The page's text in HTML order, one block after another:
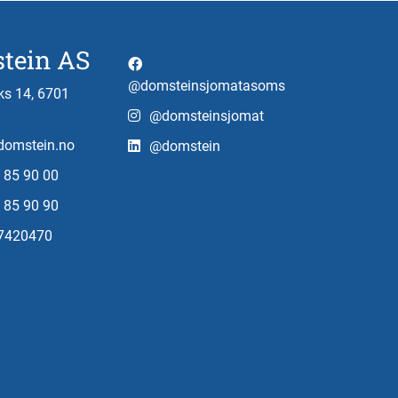
AS
14, 6701
90 00
90 90
@domsteinsjomatasoms
@domsteinsjomat
@domstein